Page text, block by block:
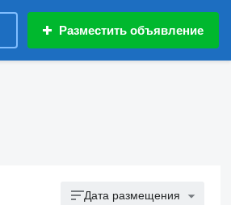
Разместить объявление
Дата размещения